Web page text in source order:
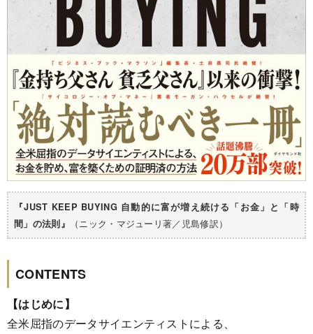
『JUST KEEP BUYING 自動的に富が増え続ける「お金」と「時
間」の法則』
（ニック・マジューリ著／児島修訳）
CONTENTS
【はじめに】
全米屈指のデータサイエンティストによる、